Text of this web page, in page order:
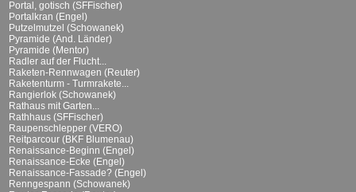
Portal, gotisch (SFFischer)
Portalkran (Engel)
Putzelmutzel (Schowanek)
Pyramide (And. Länder)
Pyramide (Mentor)
Radler auf der Flucht...
Raketen-Rennwagen (Reuter)
Raketenturm - Turmrakete...
Rangierlok (Schowanek)
Rathaus mit Garten...
Rathhaus (SFFischer)
Raupenschlepper (VERO)
Reitparcour (BKF Blumenau)
Renaissance-Beginn (Engel)
Renaissance-Ecke (Engel)
Renaissance-Fassade? (Engel)
Renngespann (Schowanek)